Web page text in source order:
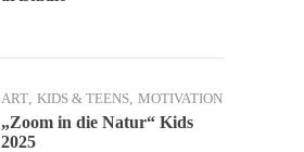
ART KIDS & TEENS MOTIVATION
„Zoom in die Natur“ Kids
2025